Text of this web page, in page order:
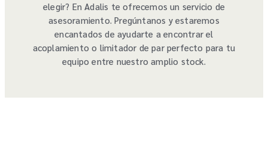
elegir? En Adalis te ofrecemos un servicio de
asesoramiento. Pregúntanos y estaremos
encantados de ayudarte a encontrar el
acoplamiento o limitador de par perfecto para tu
equipo entre nuestro amplio stock.